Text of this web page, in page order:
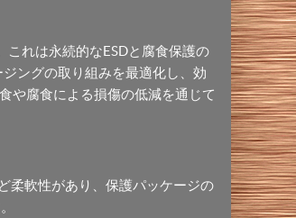
れは永続的なESDと腐食保護の
ングの取り組みを最適化し、効
や腐食による損傷の低減を通じて
柔軟性があり、保護パッケージの